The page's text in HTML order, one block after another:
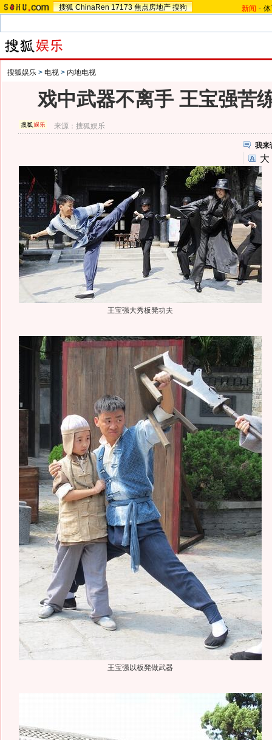
搜狐 ChinaRen 17173 焦点房地产 搜狗 新闻 -
搜狐娱乐 > 电视 > 内地电视
戏中武器不离手 王宝强苦
来源：搜狐娱乐
我来
大
王宝强大秀板凳功夫
王宝强以板凳做武器